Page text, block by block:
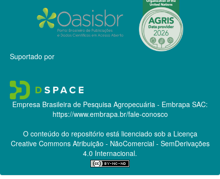
Suportado por
Empresa Brasileira de Pesquisa Agropecuária - Embrapa SAC:
https://www.embrapa.br/fale-conosco
O conteúdo do repositório está licenciado sob a Licença
Creative CommonsAtribuição - NãoComercial - SemDerivações
4.0 Internacional.